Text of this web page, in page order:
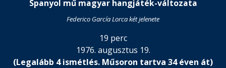
Spanyol mű magyar hangjáték-változata
Federico García Lorca két jelenete
19 perc
1976. augusztus 19.
(Legalább 4 ismétlés. Műsoron tartva 34 éven át)